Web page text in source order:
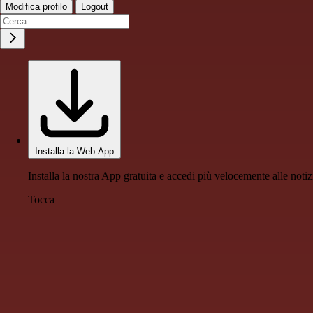
Modifica profilo Logout
Installa la Web App
Installa la nostra App gratuita e accedi più velocemente alle
Tocca